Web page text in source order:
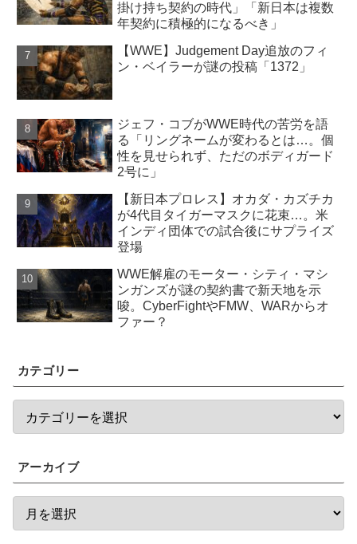
掛け持ち契約の時代」「新日本は複数
年契約に積極的になるべき」
【WWE】Judgement Day追放のフィ
ン・ベイラーが謎の投稿「1372」
ジェフ・コブがWWE時代の苦労を語
る「リングネームが変わるとは…。個
性を見せられず、ただのボディガード
2号に」
【新日本プロレス】オカダ・カズチカ
が4代目タイガーマスクに花束…。米
インディ団体での試合後にサプライズ
登場
WWE解雇のモーター・シティ・マシ
ンガンズが謎の契約書で新天地を示
唆。CyberFightやFMW、WARからオ
ファー？
カテゴリー
アーカイブ